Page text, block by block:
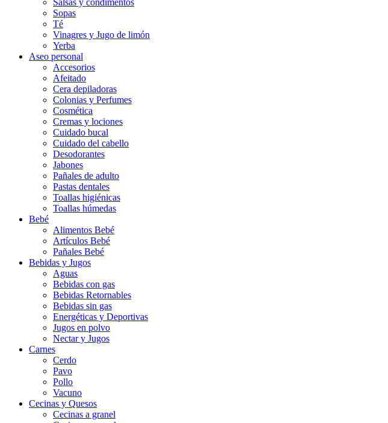
Salsas y condimentos
Sopas
Té
Vinagres y Jugo de limón
Yerba
Aseo personal
Accesorios
Afeitado
Cera depiladoras
Colonias y Perfumes
Cosmética
Cremas y lociones
Cuidado bucal
Cuidado del cabello
Desodorantes
Jabones
Pañales de adulto
Pastas dentales
Toallas higiénicas
Toallas húmedas
Bebé
Alimentos Bebé
Artículos Bebé
Pañales Bebé
Bebidas y Jugos
Aguas
Bebidas con gas
Bebidas Retornables
Bebidas sin gas
Energéticas y Deportivas
Jugos en polvo
Nectar y Jugos
Carnes
Cerdo
Pavo
Pollo
Vacuno
Cecinas y Quesos
Cecinas a granel